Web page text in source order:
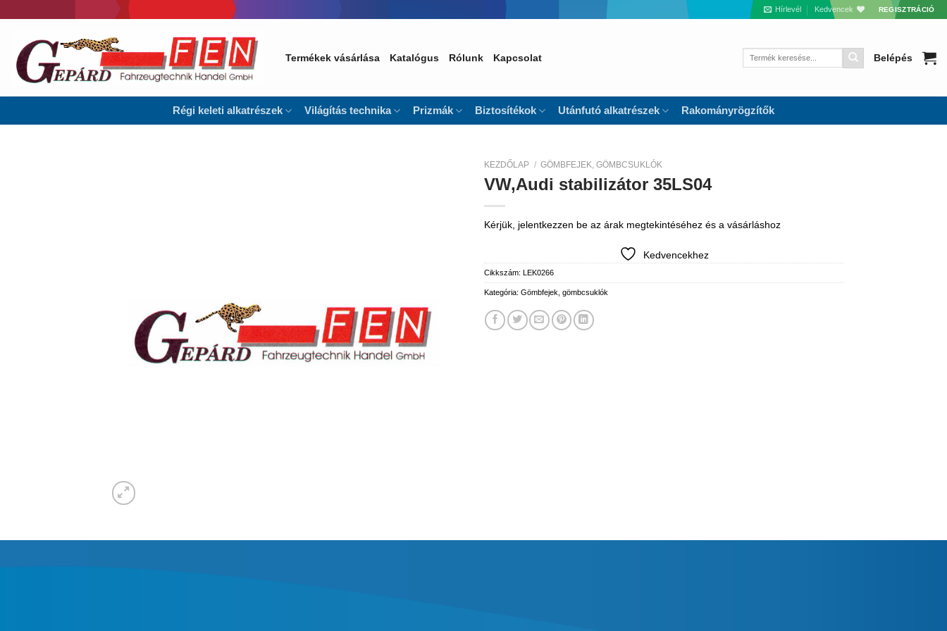
to
Hírlevél Kedvencek REGISZTRÁCIÓ
Termékek vásárlása Katalógus Rólunk Kapcsolat
Keresés
Belépés
Régi keleti alkatrészek Világítás technika Prizmák Biztosítékok Utánfutó alkatrészek Rakományrögzítők
KEZDŐLAP / GÖMBFEJEK, GÖMBCSUKLÓK
VW,Audi stabilizátor 35LS04
Kérjük, jelentkezzen be az árak megtekintéséhez és a vásárláshoz
Kedvencekhez
Cikkszám: LEK0266
Kategória: Gömbfejek, gömbcsuklók